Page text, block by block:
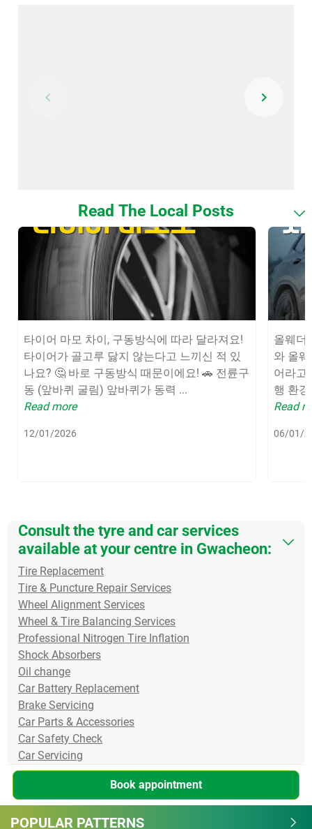
of
Read The Local Posts
타이어 마모 차이, 구동방식에 따라 달라져요!
타이어가 골고루 닳지 않는다고 느끼신 적 있
나요? 🤔 바로 구동방식 때문이에요! 🚗 전륜구
동 (앞바퀴 굴림) 앞바퀴가 동력 ...
Read more
12/01/2026
올웨더
와 올
어라고
행 환
Read
06/01/
Consult the tyre and car services
available at your centre in Gwacheon:
Tire Replacement
Tire & Puncture Repair Services
Wheel Alignment Services
Wheel & Tire Balancing Services
Professional Nitrogen Tire Inflation
Shock Absorbers
Oil change
Car Battery Replacement
Brake Servicing
Car Parts & Accessories
Car Safety Check
Car Servicing
Book appointment
POPULAR PATTERNS